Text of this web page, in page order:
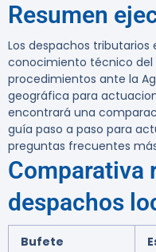
Resumen
Los despachos
conocimiento técnico del
procedimientos ante la
geográfica para
encontrará una
guía paso a paso para
preguntas frecuentes
Comparativa
despachos
Bufete